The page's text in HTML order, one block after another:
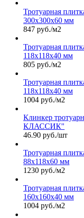
Тротуарная
300х300х60 мм
847 руб./м2
Тротуарная
118х118х40 мм
805 руб./м2
Тротуарная
118х118х40 мм
1004 руб./м2
Клинкер
КЛАССИК"
46.90 руб./шт
Тротуарная
88х118х60 мм
1230 руб./м2
Тротуарная
160х160х40 мм
1004 руб./м2